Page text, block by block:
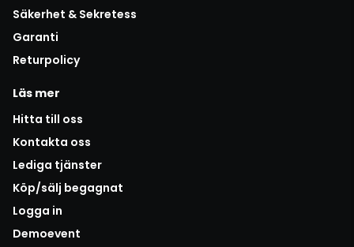
Säkerhet & Sekretess
Garanti
Returpolicy
Läs mer
Hitta till oss
Kontakta oss
Lediga tjänster
Köp/sälj begagnat
Logga in
Demoevent